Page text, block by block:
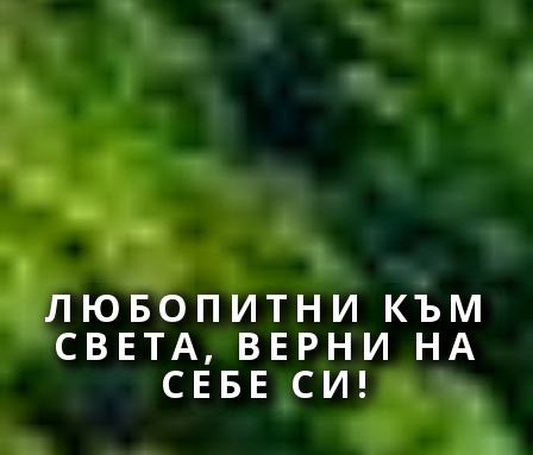
ЛЮБОПИТНИ КЪМ
СВЕТА, ВЕРНИ НА
СЕБЕ СИ!